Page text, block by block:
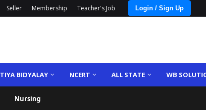
Seller Membership Teacher's Job Login / Sign Up
BIDYALAY NCERT ALL STATE WB
Nursing